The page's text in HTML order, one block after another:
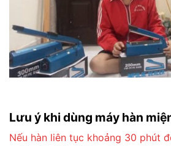
Lưu ý khi dùng máy hàn
Nếu hàn liên tục khoảng 30 phút